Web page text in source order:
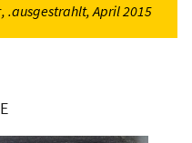
, .ausgestrahlt, April 2015